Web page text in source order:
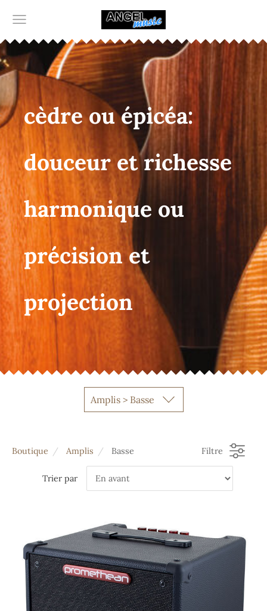
cèdre ou épicéa:
douceur et richesse
harmonique ou
précision et
projection
Amplis > Basse
Boutique Amplis Basse Filtre
Trier par